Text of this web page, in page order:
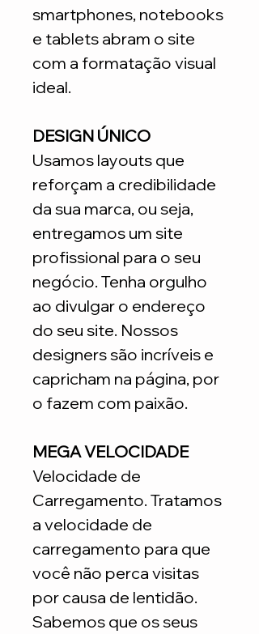
smartphones, notebooks
e tablets abram o site
com a formatação visual
ideal.
DESIGN ÚNICO
Usamos layouts que
reforçam a credibilidade
da sua marca, ou seja,
entregamos um site
profissional para o seu
negócio. Tenha orgulho
ao divulgar o endereço
do seu site. Nossos
designers são incríveis e
capricham na página, por
o fazem com paixão.
MEGA VELOCIDADE
Velocidade de
Carregamento. Tratamos
a velocidade de
carregamento para que
você não perca visitas
por causa de lentidão.
Sabemos que os seus